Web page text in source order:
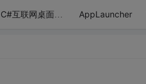
C#互联网桌面应用 AppLauncher